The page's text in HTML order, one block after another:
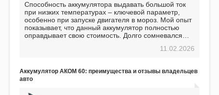
Способность аккумулятора выдавать большой ток
при низких температурах – ключевой параметр,
особенно при запуске двигателя в мороз. Мой опыт
показывает, что данный аккумулятор полностью
оправдывает свою стоимость. Долго сомневался
пожалел. Считаю, что это отличное вложение,11.02.2026
Аккумулятор АКОМ 60: преимущества и отзывы владельцев
авто